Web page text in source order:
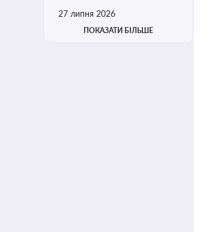
27 липня 2026
ПОКАЗАТИ БІЛЬШЕ